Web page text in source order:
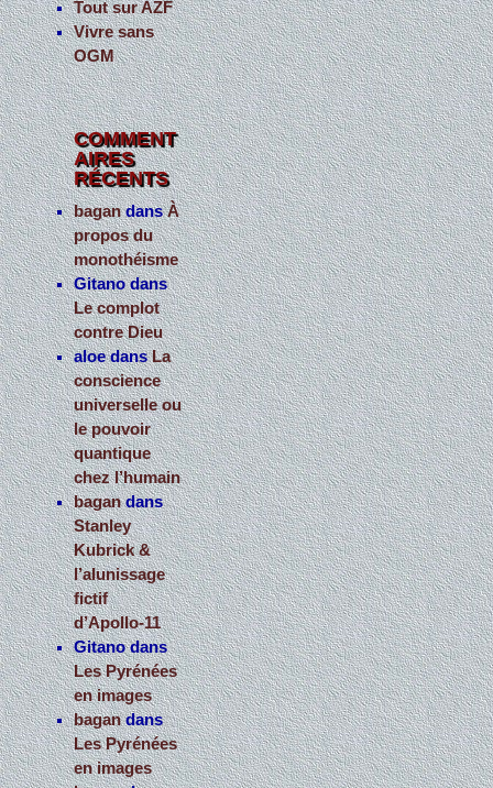
Tout sur AZF
Vivre sans
OGM
COMMENT
AIRES
RÉCENTS
bagandansÀ
propos du
monothéisme
Gitanodans
Le complot
contre Dieu
aloedansLa
conscience
universelle ou
le pouvoir
quantique
chez l’humain
bagandans
Stanley
Kubrick &
l’alunissage
fictif
d’Apollo-11
Gitanodans
Les Pyrénées
en images
bagandans
Les Pyrénées
en images